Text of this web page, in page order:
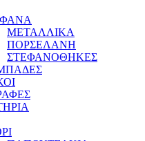
ΜΕΤΑΛΛΙΚΑ
ΠΟΡΣΕΛΑΝΗ
ΣΤΕΦΑΝΟΘΗΚΕΣ